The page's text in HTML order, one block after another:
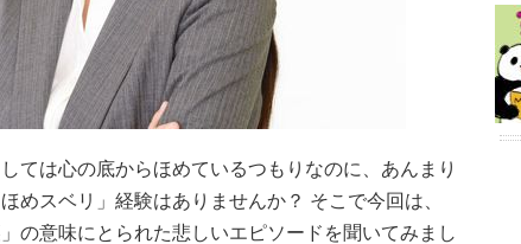
ては心の底からほめているつもりなのに、あんまり
めスベリ」経験はありませんか？ そこで今回は、
の意味にとられた悲しいエピソードを聞いてみまし